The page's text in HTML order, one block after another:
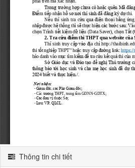
Thông tin chi tiết